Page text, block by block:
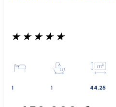
★ ★ ★ ★ ★
1 1 44.25